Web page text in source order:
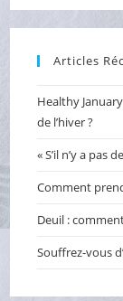
Articles
Healthy
de l’hiver ?
« S’il n’y a pas
Comment
Deuil :
Souffrez-vous